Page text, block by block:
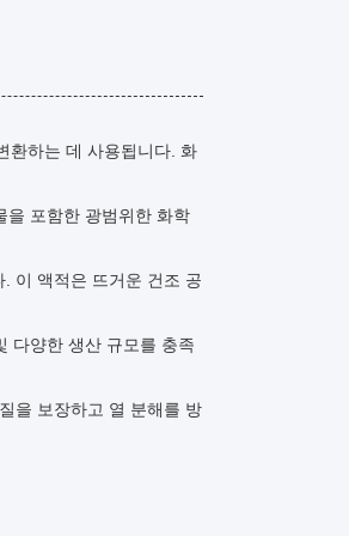
환하는 데 사용됩니다. 화
을 포함한 광범위한 화학
이 액적은 뜨거운 건조 공
다양한 생산 규모를 충족
을 보장하고 열 분해를 방